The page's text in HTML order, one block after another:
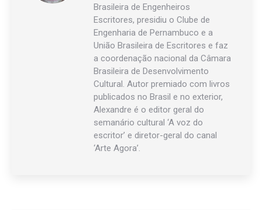
Brasileira de Engenheiros
Escritores, presidiu o Clube de
Engenharia de Pernambuco e a
União Brasileira de Escritores e faz
a coordenação nacional da Câmara
Brasileira de Desenvolvimento
Cultural. Autor premiado com livros
publicados no Brasil e no exterior,
Alexandre é o editor geral do
semanário cultural ‘A voz do
escritor’ e diretor-geral do canal
‘Arte Agora’.